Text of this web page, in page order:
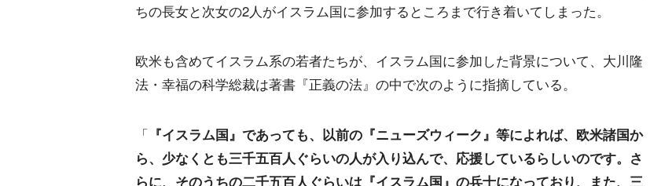
ちの長女と次女の2人がイスラム国に参加するところまで行き着いてしまった。
欧米も含めてイスラム系の若者たちが、イスラム国に参加した背景について、大川隆
法・幸福の科学総裁は著書『正義の法』の中で次のように指摘している。
「 『イスラム国』であっても、以前の『ニューズウィーク』等によれば、欧米諸国か
ら、少なくとも三千五百人ぐらいの人が入り込んで、応援しているらしいのです。さ
らに、そのうちの二千五百人ぐらいは『イスラム国』の兵士になっており、また、三